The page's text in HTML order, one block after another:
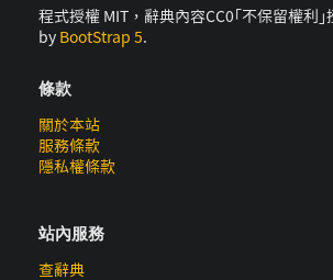
程式授權 MIT，辭典內容CC0｢不保留權利
by BootStrap 5.
條款
關於本站
服務條款
隱私權條款
站內服務
查辭典